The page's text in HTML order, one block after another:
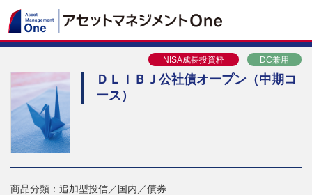
NISA成長投資枠 DC兼用
ＤＬＩＢＪ公社債オープン（中期コ
ース）
商品分類：追加型投信／国内／債券